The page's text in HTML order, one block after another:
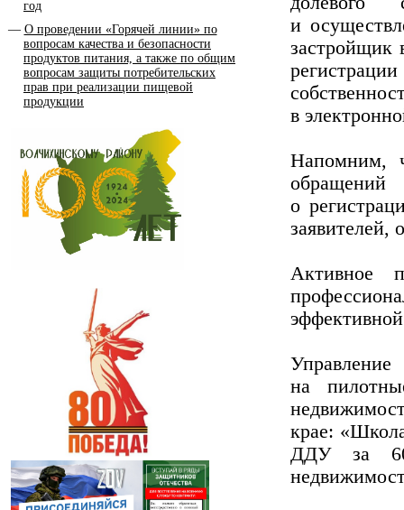
год
О проведении «Горячей линии» по
вопросам качества и безопасности
продуктов питания, а также по общим
вопросам защиты потребительских
прав при реализации пищевой
продукции
и
застройщик
в
Напомним,
о
заявителей,
Активное
на
крае:
ДДУ за 60